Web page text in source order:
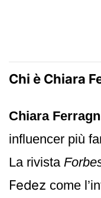
Chi è Chiara
Chiara
influencer più
La rivista
Fedez come